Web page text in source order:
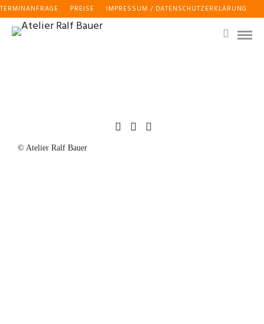
TERMINANFRAGE PREISE IMPRESSUM / DATENSCHUTZERKLÄRUNG
© Atelier Ralf Bauer